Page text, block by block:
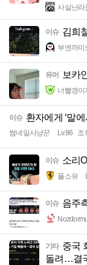
사실난라
이슈 김희
부엔까미
유머 보카
너빨갱이
이슈 환자에게 ‘말
썸네일사냥꾼 Lv.86 조
이슈 소리
풀소유
이슈 음주
기타 중국
돌려…결